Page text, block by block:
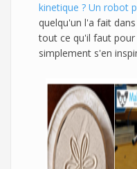
kinetique ? Un robot
quelqu'un l'a fait
tout ce qu'il faut
simplement s'en